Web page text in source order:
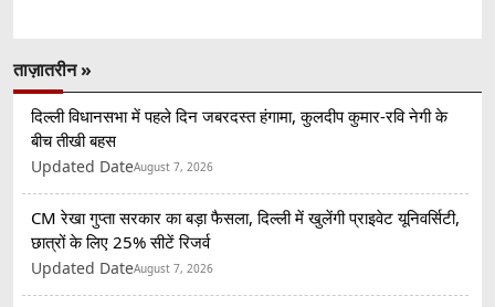
ताज़ातरीन »
दिल्ली विधानसभा में पहले दिन जबरदस्त हंगामा, कुलदीप कुमार-रवि नेगी के
बीच तीखी बहस
Updated DateAugust 7, 2026
CM रेखा गुप्ता सरकार का बड़ा फैसला, दिल्ली में खुलेंगी प्राइवेट यूनिवर्सिटी,
छात्रों के लिए 25% सीटें रिजर्व
Updated DateAugust 7, 2026